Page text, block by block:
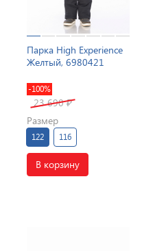
Парка High Experience
Желтый, 6980421
-100%
23 690₽
Размер
122 116
В корзину